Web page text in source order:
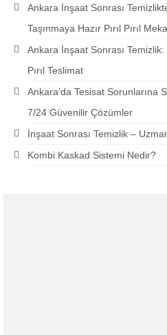
Ankara İnşaat Sonrası
Taşınmaya Hazır Pırıl Pırıl
Ankara İnşaat Sonrası
Pırıl Teslimat
Ankara’da Tesisat Sorunlarına
7/24 Güvenilir Çözümler
İnşaat Sonrası Temizlik –
Kombi Kaskad Sistemi Nedir?